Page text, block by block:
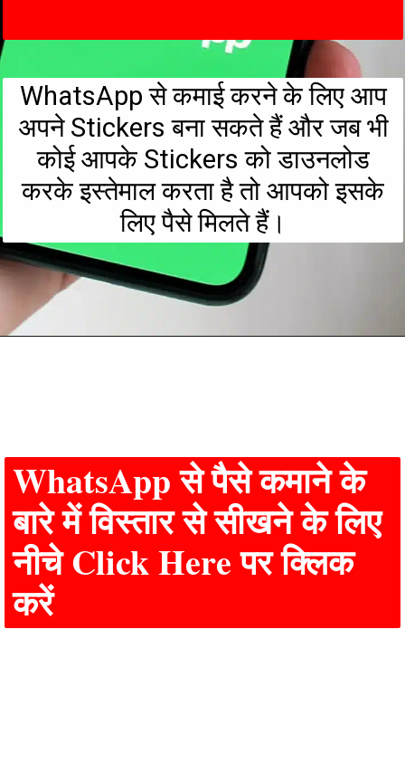
WhatsApp से कमाई करने के लिए आप
अपने Stickers बना सकते हैं और जब भी
कोई आपके Stickers को डाउनलोड
करके इस्तेमाल करता है तो आपको इसके
लिए पैसे मिलते हैं।
WhatsApp से पैसे कमाने के
बारे में विस्तार से सीखने के लिए
नीचे Click Here पर क्लिक
करें